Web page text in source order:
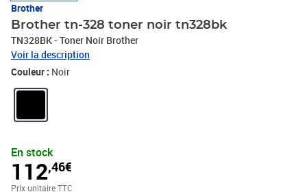
Brother
Brother tn-328 toner noir tn328bk
TN328BK - Toner Noir Brother
Voir la description
Couleur : Noir
En stock
112,46€
Prix unitaire TTC